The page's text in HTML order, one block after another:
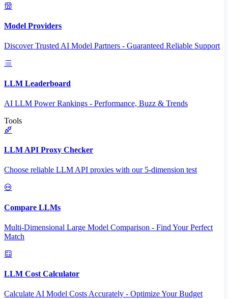
Model Providers
Discover Trusted AI Model Partners - Guaranteed Reliable Support
LLM Leaderboard
AI LLM Power Rankings - Performance, Buzz & Trends
Tools
LLM API Proxy Checker
Choose reliable LLM API proxies with our 5-dimension test
Compare LLMs
Multi-Dimensional Large Model Comparison - Find Your Perfect
Match
LLM Cost Calculator
Calculate AI Model Costs Accurately - Optimize Your Budget